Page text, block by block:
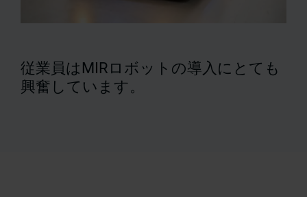
従業員はMIRロボットの導入にとても
興奮しています。